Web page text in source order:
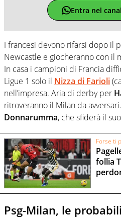
Entra nel
I francesi devono rifarsi dopo il
Newcastle e giocheranno con il
In casa i campioni di Francia
Ligue 1 solo il Nizza di Farioli
nell’impresa. Aria di derby per
ritroveranno il Milan da
Donnarumma, che sfiderà il
Forse ti
follia
Psg-Milan, le